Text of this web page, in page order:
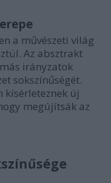
a művészeti világ
Az absztrakt
irányzatok
sokszínűségét.
kísérleteznek új
megújítsák az